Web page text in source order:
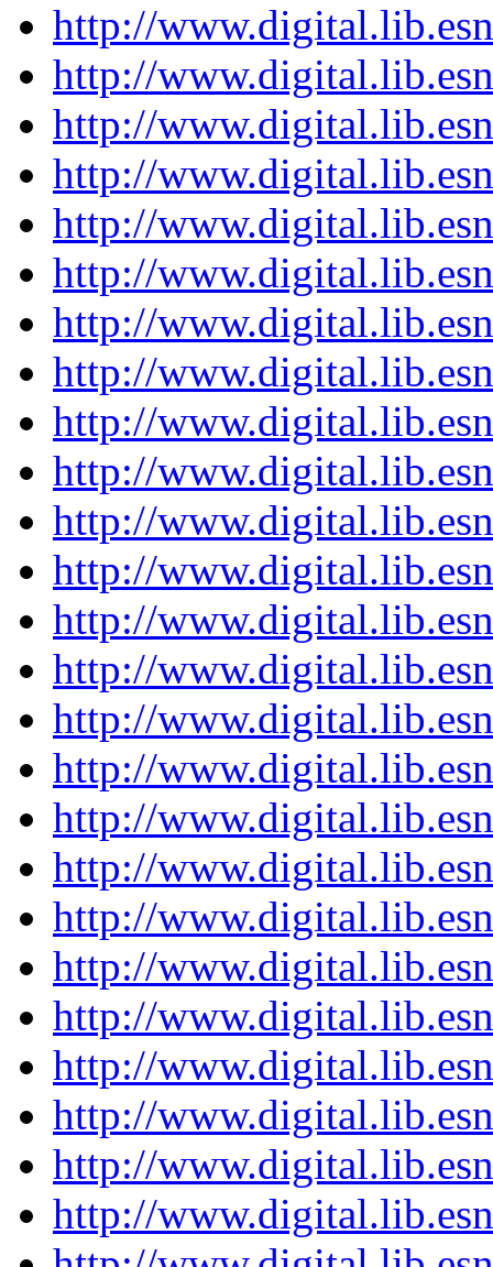
http://
http://
http://
http://
http://
http://
http://
http://
http://
http://
http://
http://
http://
http://
http://
http://
http://
http://
http://
http://
http://
http://
http://
http://
http://